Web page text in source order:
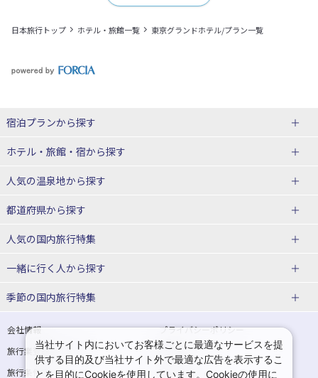
日本旅行トップ ホテル・旅館一覧 東京グランドホテル/プラン一覧
宿泊プランから探す
北海道
東北
青森県
宮城県
山形県
関東
埼玉県 千葉県
ホテル・旅館・宿から探す
北海道ホテル・旅館
青森県ホテル・旅館
宮城県ホテル・旅館
山形県ホテル・旅館
東京都ホテル・旅館 神奈川県ホテル・旅館
人気の温泉地から探す
北海道
湯の川温泉(北海道)
十勝川温泉(北海道)
洞爺湖温泉(北海道)
層雲峡温泉(北海道)
東北
都道府県から探す
北海道旅行・ツアー
東北
青森旅行・ツアー 岩手旅行・ツアー
宮城旅行・ツアー 秋田旅行・ツアー
人気の国内旅行特集
東京ディズニーリゾート®への旅
ユニバーサル・スタジオ・ジャパ
一緒に行く人から探す
一人旅 国内版
カップル・夫婦旅行 国内版 女子旅 国内版
卒業旅行・学生旅行 国内版
季節の国内旅行特集
桜・お花見特集
ゴールデンウィーク（GW）の国内
旅行
夏休み・お盆の国内旅行 7月の国内旅行
会社情報
プライバシーポリシー
旅行業登録票・約款
規約集
旅行条件書
商標について
当社サイト内においてお客様ごとに最適なサービスを提
供する目的及び当社サイト外で最適な広告を表示するこ
とを目的にCookieを使用しています。Cookieの使用に